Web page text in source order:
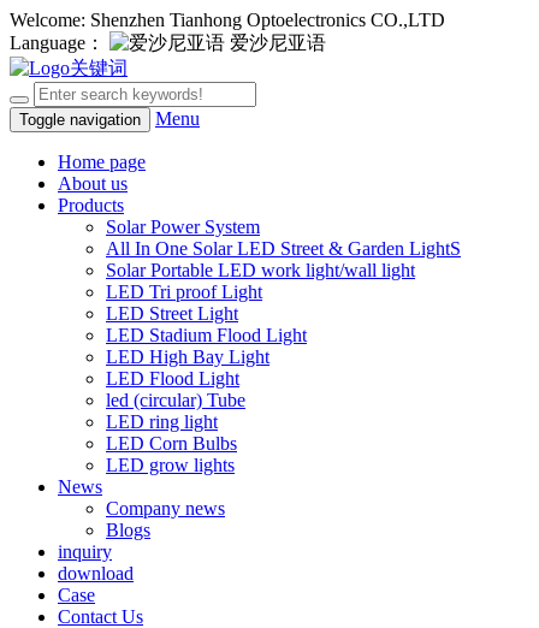
Welcome: Shenzhen Tianhong Optoelectronics CO.,LTD
Language：
爱沙尼亚语
Toggle navigation Menu
Home page
About us
Products
Solar Power System
All In One Solar LED Street & Garden LightS
Solar Portable LED work light/wall light
LED Tri proof Light
LED Street Light
LED Stadium Flood Light
LED High Bay Light
LED Flood Light
led (circular) Tube
LED ring light
LED Corn Bulbs
LED grow lights
News
Company news
Blogs
inquiry
download
Case
Contact Us